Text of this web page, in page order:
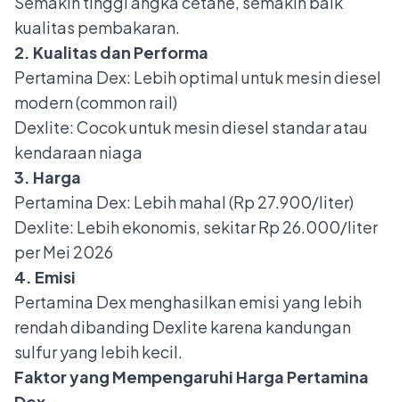
kualitas pembakaran.
2. Kualitas dan Performa
Pertamina Dex: Lebih optimal untuk mesin diesel
modern (common rail)
Dexlite: Cocok untuk mesin diesel standar atau
kendaraan niaga
3. Harga
Pertamina Dex: Lebih mahal (Rp 27.900/liter)
Dexlite: Lebih ekonomis, sekitar Rp 26.000/liter
per Mei 2026
4. Emisi
Pertamina Dex menghasilkan emisi yang lebih
rendah dibanding Dexlite karena kandungan
sulfur yang lebih kecil.
Faktor yang Mempengaruhi Harga Pertamina